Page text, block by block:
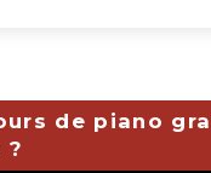
de piano
?